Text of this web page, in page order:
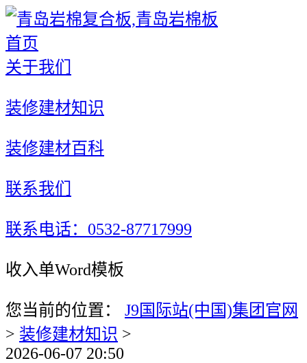
首页
关于我们
装修建材知识
装修建材百科
联系我们
联系电话：0532-87717999
收入单Word模板
您当前的位置： J9国际站(中国)集团官网
> 装修建材知识 >
2026-06-07 20:50